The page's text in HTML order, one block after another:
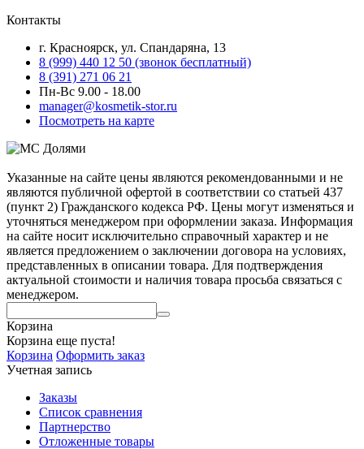
Контакты
г. Красноярск, ул. Спандаряна, 13
8 (999) 440 12 50 (звонок бесплатный)
8 (391) 271 06 21
Пн-Вс 9.00 - 18.00
manager@kosmetik-stor.ru
Посмотреть на карте
Указанные на сайте цены являются рекомендованными и не
являются публичной офертой в соответствии со статьей 437
(пункт 2) Гражданского кодекса РФ. Цены могут изменяться и
уточняться менеджером при оформлении заказа. Информация
на сайте носит исключительно справочный характер и не
является предложением о заключении договора на условиях,
представленных в описании товара. Для подтверждения
актуальной стоимости и наличия товара просьба связаться с
менеджером.
Корзина
Корзина еще пуста!
Корзина Оформить заказ
Учетная запись
Заказы
Список сравнения
Партнерство
Отложенные товары